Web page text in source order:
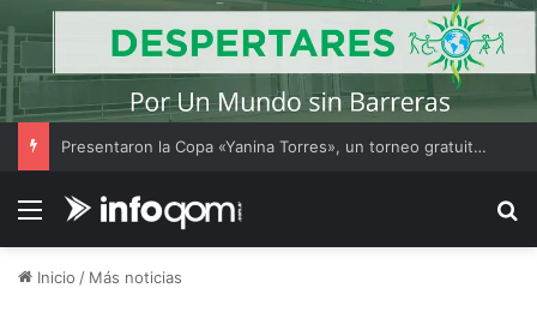
Presentaron la Copa «Yanina Torres», un torneo gratuito de fútbol femenino amateur en el Jaime Zapata
Menú
Inicio / Más noticias